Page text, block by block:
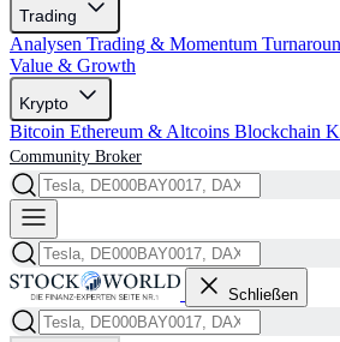
Trading
Analysen Trading & Momentum
Value & Growth
Krypto
Bitcoin Ethereum & Altcoins Blockchain
Community Broker
Schließen